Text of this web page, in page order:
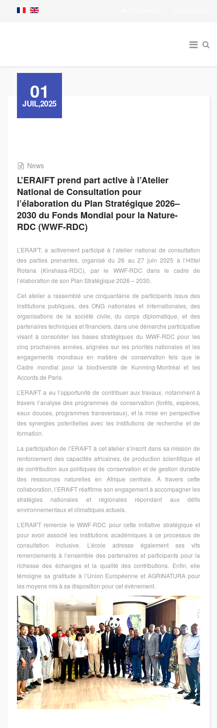
01
JUIL,2025
News
L’ERAIFT prend part active à l’Atelier
National de Consultation pour
l’élaboration du Plan Stratégique 2026–
2030 du Fonds Mondial pour la Nature-
RDC (WWF-RDC)
L’ERAIFT, a activement participé à l’atelier national de consultation
des parties prenantes, organisé du 26 au 27 juin 2025 à l’Hôtel
Rotana (Kinshasa-RDC), par le WWF-RDC dans le cadre de
l’élaboration de son Plan Stratégique 2026 – 2030.
Cet atelier a rassemblé une cinquantaine de participants issus des
institutions publiques, des ONG nationales et internationales, des
organisations de la société civile, du corps diplomatique, et des
partenaires techniques et financiers, dans une démarche participative
visant à consolider les bases stratégiques du WWF-RDC pour les
cinq prochaines années, alignées sur les priorités nationales et les
engagements mondiaux en matière de conservation tels que le
Cadre mondial pour la biodiversité de Kunming-Montréal et les
Accords de Paris.
L’ERAIFT a eu l’opportunité de contribuer aux travaux, notamment à
travers l’analyse des programmes de conservation (forêts, espèces,
eaux douces, programmes transversaux), et la mise en perspective
des synergies potentielles avec les institutions de recherche et de
formation.
La participation de l’ERAIFT à cet atelier s’inscrit dans sa mission de
renforcement des capacités africaines, de production scientifique et
de contribution aux politiques de conservation et de gestion durable
des ressources naturelles en Afrique centrale. À travers cette
collaboration, l’ERAIFT réaffirme son engagement à accompagner les
stratégies nationales et régionales répondant aux défis
environnementaux et climatiques actuels.
L’ERAIFT remercie le WWF-RDC pour cette initiative stratégique et
pour avoir associé les institutions académiques à ce processus de
consultation inclusive. L’école adresse également ses vifs
remerciements à l’ensemble des partenaires et participants pour la
richesse des échanges et la qualité des contributions. Enfin, elle
témoigne sa gratitude à l’Union Européenne et AGRINATURA pour
les moyens mis à sa disposition pour cet évènement.